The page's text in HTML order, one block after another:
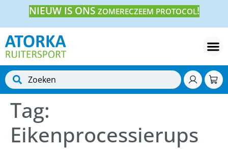
NIEUW IS ONS ZOMERECZEEM PROTOCOL!
Tag:
Eikenprocessierups